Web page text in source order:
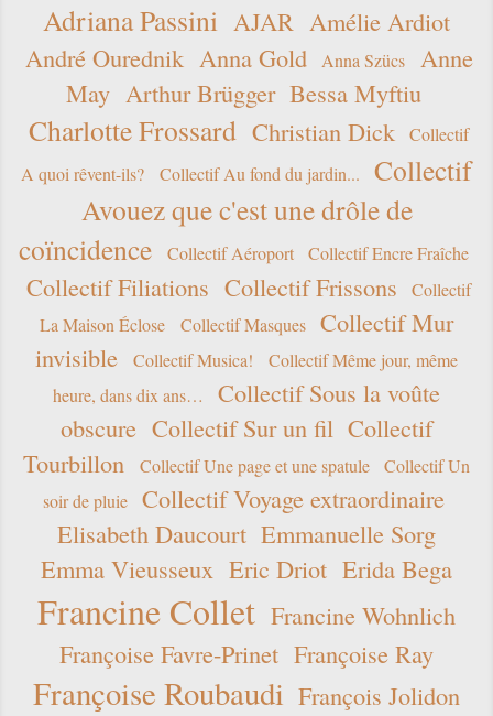
Adriana Passini AJAR Amélie Ardiot
André Ourednik Anna Gold Anna Szücs
Anne
May Arthur Brügger Bessa Myftiu
Charlotte Frossard Christian Dick
Collectif
A quoi rêvent-ils?
Collectif Au fond du jardin...
Collectif
Avouez que c'est une drôle de
coïncidence
Collectif Aéroport Collectif Encre Fraîche
Collectif Filiations Collectif Frissons
Collectif
La Maison Éclose
Collectif Masques
Collectif Mur
invisible
Collectif Musica!
Collectif Même jour, même
heure, dans dix ans…
Collectif Sous la voûte
obscure Collectif Sur un fil Collectif
Tourbillon
Collectif Une page et une spatule
Collectif Un
soir de pluie
Collectif Voyage extraordinaire
Elisabeth Daucourt Emmanuelle Sorg
Emma Vieusseux Eric Driot Erida Bega
Francine Collet Francine Wohnlich
Françoise Favre-Prinet Françoise Ray
Françoise Roubaudi François Jolidon